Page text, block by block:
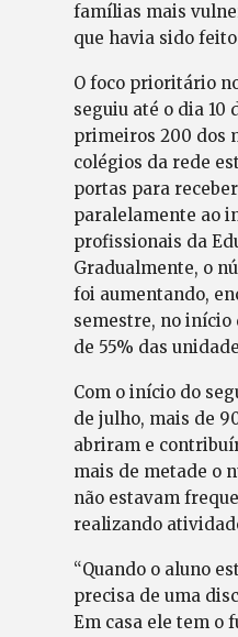
famílias mais
que havia sido
O foco prioritário
seguiu até o dia 10
primeiros 200 dos
colégios da rede
portas para
paralelamente ao
profissionais da
Gradualmente, o
foi aumentando,
semestre, no início
de 55% das
Com o início do
de julho, mais de
abriram e
mais de metade o
não estavam
realizando
“Quando o aluno
precisa de uma
Em casa ele tem o